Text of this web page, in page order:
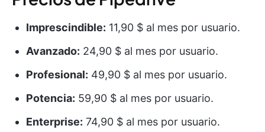
Imprescindible: 11,90 $ al mes por usuario.
Avanzado: 24,90 $ al mes por usuario.
Profesional: 49,90 $ al mes por usuario.
Potencia: 59,90 $ al mes por usuario.
Enterprise: 74,90 $ al mes por usuario.